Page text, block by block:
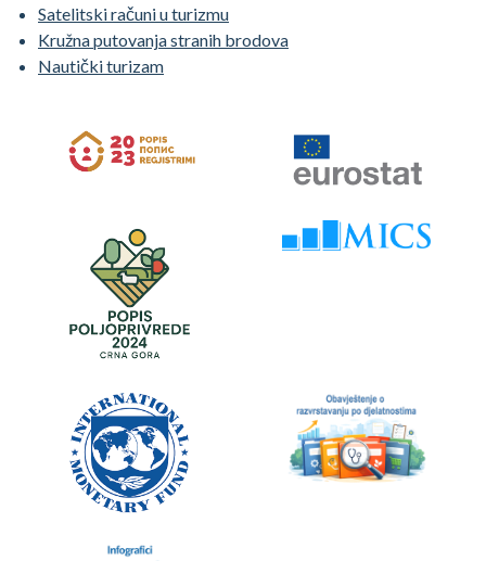
Satelitski računi u turizmu
Kružna putovanja stranih brodova
Nautički turizam